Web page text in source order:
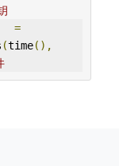
=
(time(),